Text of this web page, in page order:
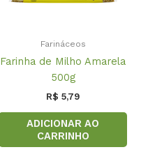
Farináceos
Farinha de Milho Amarela
500g
R$ 5,79
ADICIONAR AO
CARRINHO